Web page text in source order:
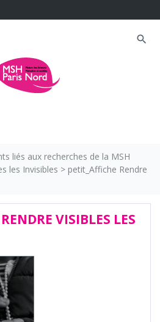
search
liés aux recherches de la MSH
les Invisibles > petit_Affiche Rendre
VISIBLES LES